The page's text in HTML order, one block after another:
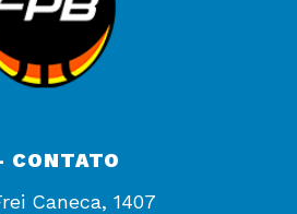
CONTATO
Caneca, 1407